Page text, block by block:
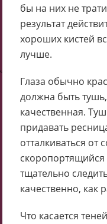
бы на них не
результат
хороших кистей
лучше.
Глаза обычно
должна быть
качественная.
придавать
отталкиваться
скоропортящийся
тщательно
качественно, как
Что касается